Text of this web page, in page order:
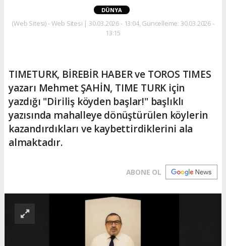
DÜNYA
(Web Sitesi) - Web Sitesi | 30.03.2026 - 13:04, Güncelleme: 30.03.2026 -
13:15
TIMETURK, BİREBİR HABER ve TOROS TIMES
yazarı Mehmet ŞAHİN, TIME TURK için
yazdığı "Diriliş köyden başlar!" başlıklı
yazısında mahalleye dönüştürülen köylerin
kazandırdıkları ve kaybettirdiklerini ala
almaktadır.
ABONE OL